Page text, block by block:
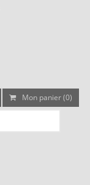
Mon panier (0)